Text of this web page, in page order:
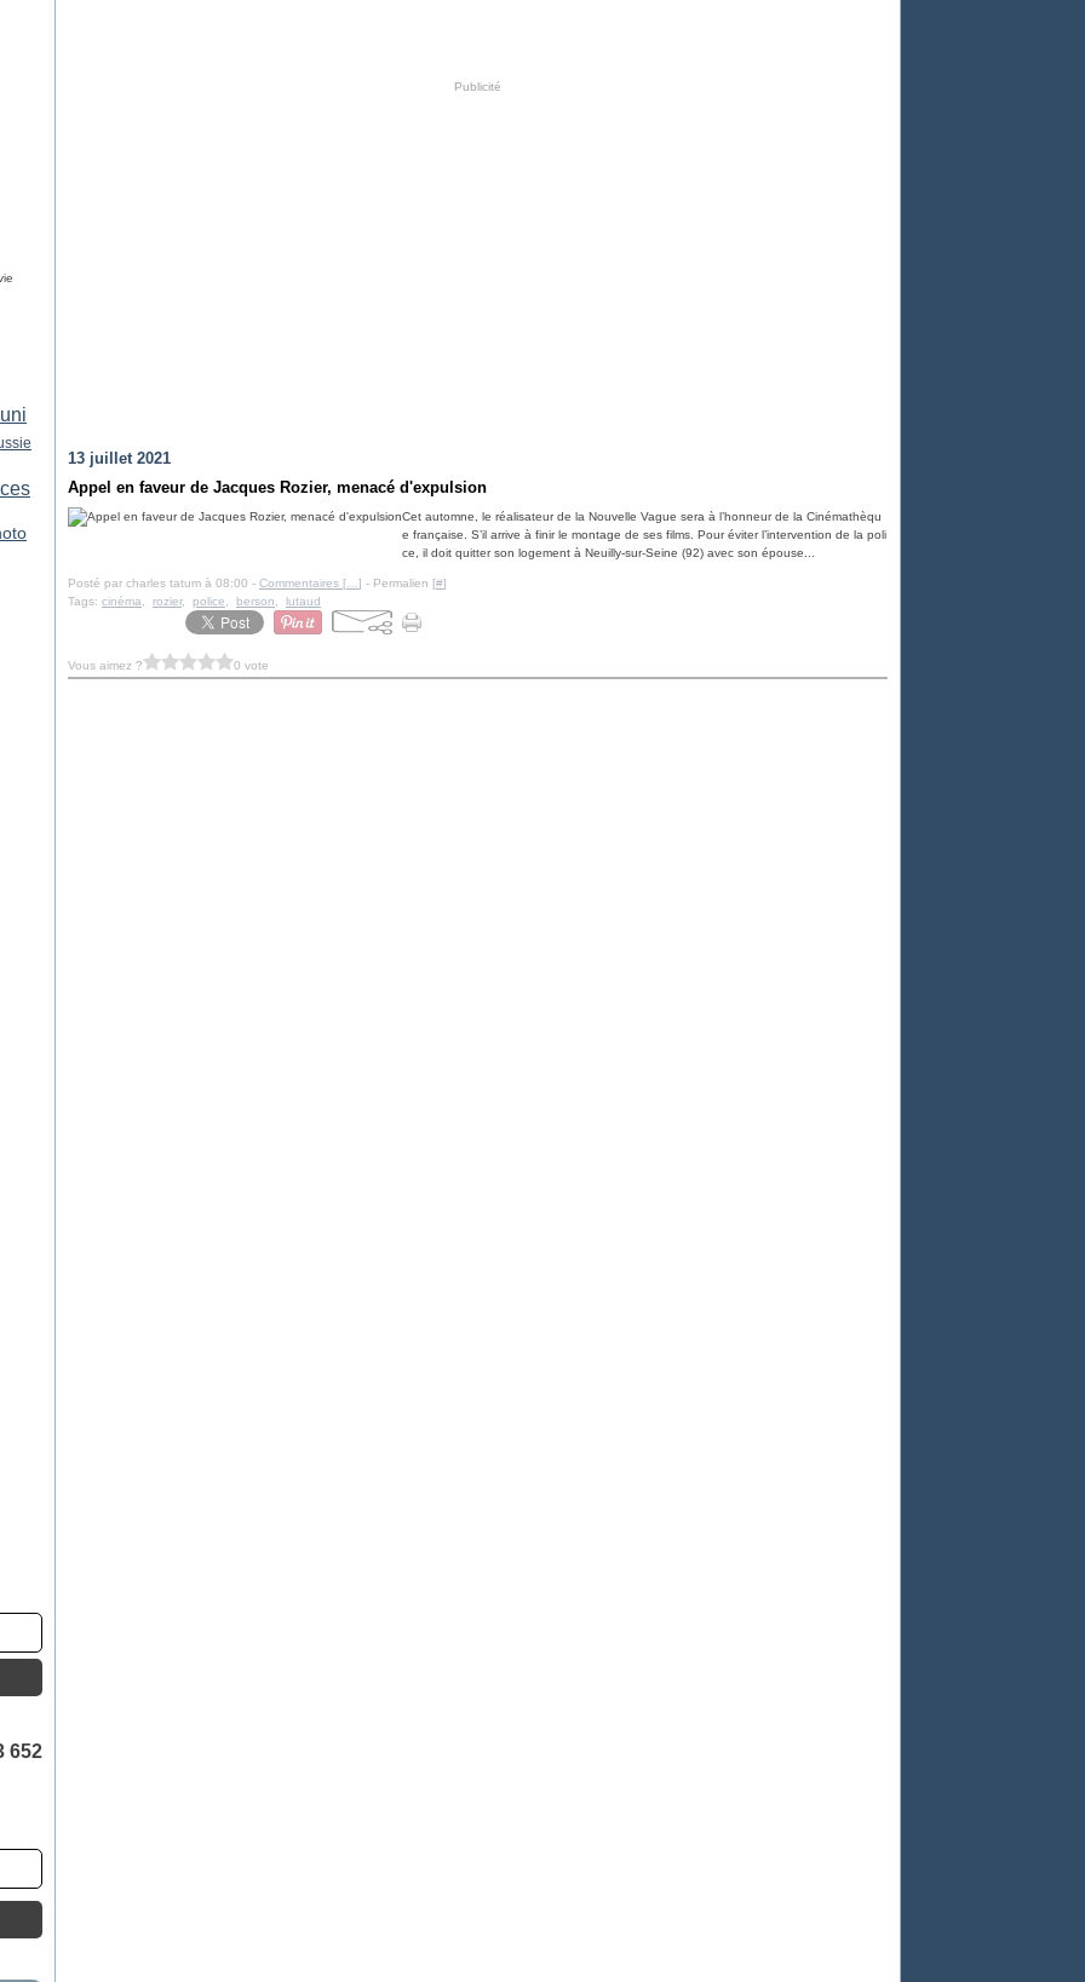
652
Publicité
13 juillet 2021
Appel en faveur de Jacques Rozier, menacé d'expulsion
Cet automne, le réalisateur de la Nouvelle Vague sera à l’honneur de la Cinémathèqu
e française. S’il arrive à finir le montage de ses films. Pour éviter l’intervention de la poli
ce, il doit quitter son logement à Neuilly-sur-Seine (92) avec son épouse...
Posté par charles tatum à 08:00 - Commentaires [ ] - Permalien [#]
Tags: cinéma rozier, police berson lutaud
Vous aimez ? 0 vote